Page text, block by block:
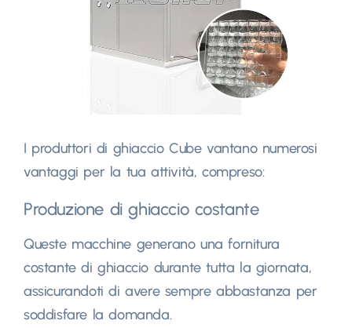
I produttori di ghiaccio Cube vantano numerosi
vantaggi per la tua attività, compreso:
Produzione di ghiaccio costante
Queste macchine generano una fornitura
costante di ghiaccio durante tutta la giornata,
assicurandoti di avere sempre abbastanza per
soddisfare la domanda.